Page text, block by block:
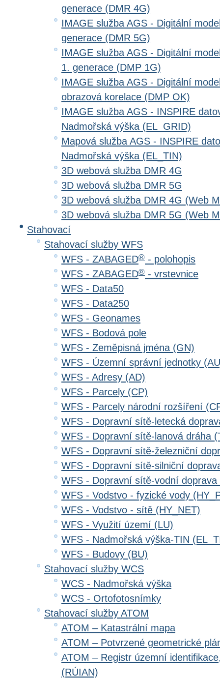
generace (DMR 4G)
IMAGE služba AGS - Digitální
generace (DMR 5G)
IMAGE služba AGS - Digitální
1. generace (DMP 1G)
IMAGE služba AGS - Digitální
obrazová korelace (DMP OK)
IMAGE služba AGS - INSPIRE
Nadmořská výška (EL_GRID)
Mapová služba AGS - INSPIRE
Nadmořská výška (EL_TIN)
3D webová služba DMR 4G
3D webová služba DMR 5G
3D webová služba DMR 4G (Web
3D webová služba DMR 5G (Web
Stahovací
Stahovací služby WFS
WFS - ZABAGED® - polohopis
WFS - ZABAGED® - vrstevnice
WFS - Data50
WFS - Data250
WFS - Geonames
WFS - Bodová pole
WFS - Zeměpisná jména (GN)
WFS - Územní správní jednotky
WFS - Adresy (AD)
WFS - Parcely (CP)
WFS - Parcely národní rozšíření
WFS - Dopravní sítě-letecká
WFS - Dopravní sítě-lanová dráha
WFS - Dopravní sítě-železniční
WFS - Dopravní sítě-silniční
WFS - Dopravní sítě-vodní doprava
WFS - Vodstvo - fyzické vody
WFS - Vodstvo - sítě (HY_NET)
WFS - Využití území (LU)
WFS - Nadmořská výška-TIN
WFS - Budovy (BU)
Stahovací služby WCS
WCS - Nadmořská výška
WCS - Ortofotosnímky
Stahovací služby ATOM
ATOM – Katastrální mapa
ATOM – Potvrzené geometrické
ATOM – Registr územní
(RÚIAN)